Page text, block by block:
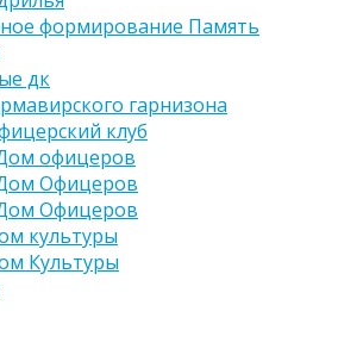
формирование Память
дк
гарнизона
клуб
офицеров
Офицеров
Офицеров
культуры
Культуры